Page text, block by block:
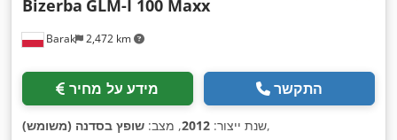
Barak 2,472 km
Bizerba GLM-I 100 Maxx
מידע על מחיר התקשר
שנת ייצור: 2012, מצב: שופץ בסדנה (משומש) ,